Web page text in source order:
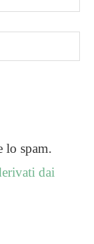
lo spam.
dai